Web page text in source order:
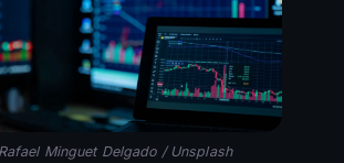
Minguet Delgado / Unsplash